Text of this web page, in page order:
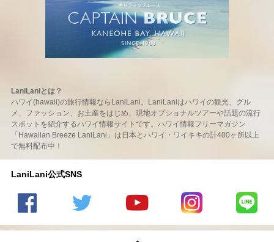
LaniLaniとは？
ハワイ(hawaii)の旅行情報ならLaniLani。LaniLaniはハワイの観光、グル
メ、ファッション、お土産をはじめ、現地オプショナルツアーや話題の流行
スポットを紹介するハワイ情報サイトです。ハワイ情報フリーマガジン
「Hawaiian Breeze LaniLani」は日本とハワイ・ワイキキの計400ヶ所以上
で無料配布中！
LaniLani公式SNS
の
のtwitter
の
LaniLani
LaniLani